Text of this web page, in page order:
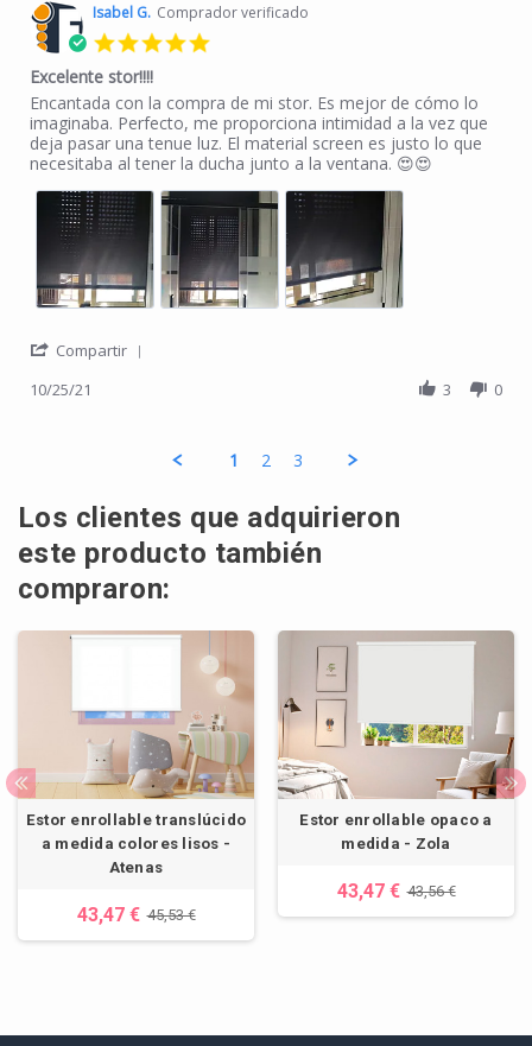
Isabel G. Comprador verificado
Excelente stor!!!!
Review by Isabel G. on 25 Oct 2021
review stating Excelente stor!!!!
Encantada con la compra de mi stor. Es mejor de cómo lo
imaginaba. Perfecto, me proporciona intimidad a la vez que
deja pasar una tenue luz. El material screen es justo lo que
necesitaba al tener la ducha junto a la ventana. 😍😍
Compartir
10/25/21 3 0
1 2 3
Los clientes que adquirieron
este producto también
compraron:
Estor enrollable translúcido
a medida colores lisos -
Atenas
43,47 € 45,53 €
Estor enrollable opaco a
medida - Zola
43,47 € 43,56 €